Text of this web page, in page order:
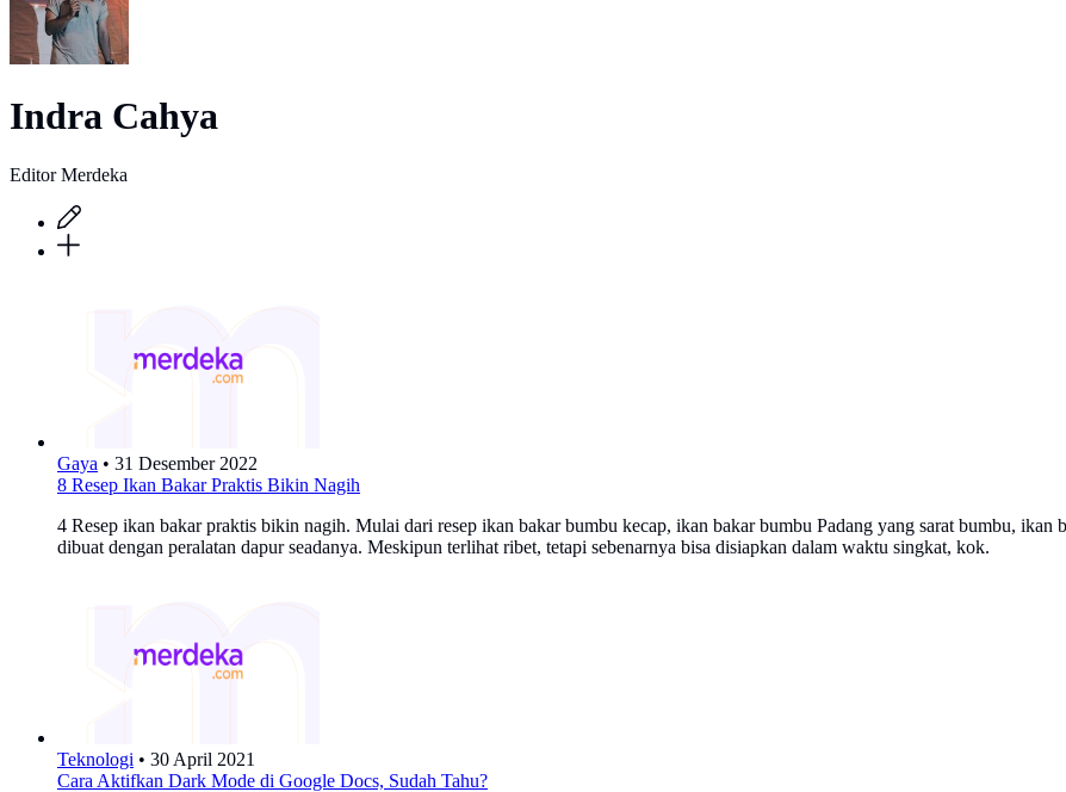
Indra Cahya
Editor Merdeka
Gaya • 31 Desember 2022
8 Resep Ikan Bakar Praktis Bikin Nagih
4 Resep ikan bakar praktis bikin nagih. Mulai dari resep ikan bakar bumbu kecap, ikan bakar bumbu Padang yang sarat bumbu, ikan
dibuat dengan peralatan dapur seadanya. Meskipun terlihat ribet, tetapi sebenarnya bisa disiapkan dalam waktu singkat, kok.
Teknologi • 30 April 2021
Cara Aktifkan Dark Mode di Google Docs, Sudah Tahu?